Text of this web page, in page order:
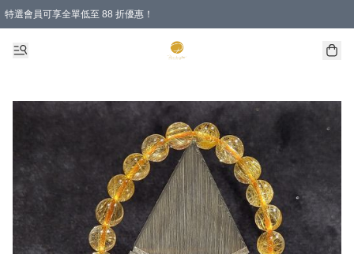
特選會員可享全單低至 88 折優惠！